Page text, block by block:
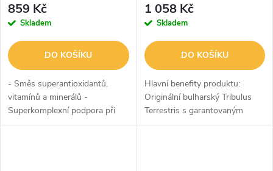
859 Kč
Skladem
DO KOŠÍKU
- Směs superantioxidantů,
vitamínů a minerálů -
Superkomplexní podpora při
velké zátěži oxidačním stresem
1 058 Kč
Skladem
DO KOŠÍKU
Hlavní benefity produktu:
Originální bulharský Tribulus
Terrestris s garantovaným
obsahem 60% protodioscinu.